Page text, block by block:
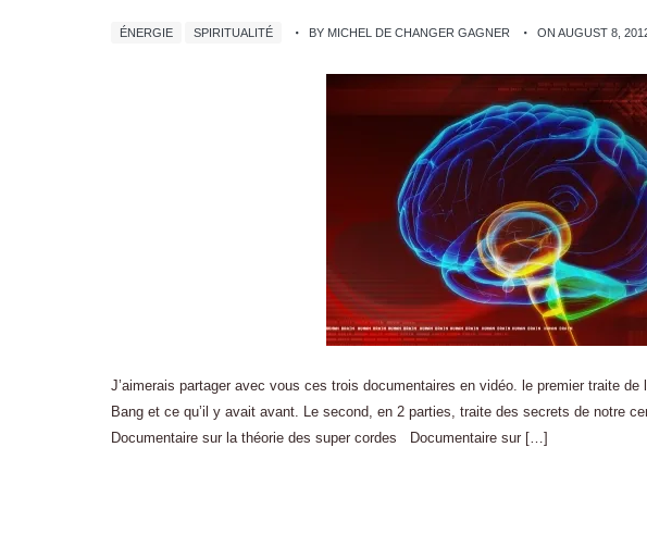
ÉNERGIE SPIRITUALITÉ BY MICHEL DE CHANGER GAGNER ON AUGUST 8,
J’aimerais partager avec vous ces trois documentaires en vidéo. le premier traite
Bang et ce qu’il y avait avant. Le second, en 2 parties, traite des secrets de notre
Documentaire sur la théorie des super cordes Documentaire sur […]